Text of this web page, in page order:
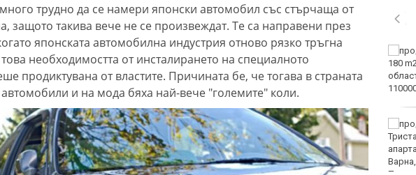
трудно да се намери японски автомобил със стърчаща от
защото такива вече не се произвеждат. Те са направени през
японската автомобилна индустрия отново рязко тръгна
необходимостта от инсталирането на специалното
продиктувана от властите. Причината бе, че тогава в страната
и на мода бяха най-вече "големите" коли.
Тъжна вест! Почина
голямо име в
медицината
Златото стигна до 4295
долара за унция